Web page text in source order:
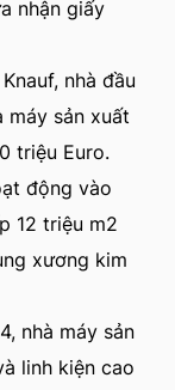
nhận giấy
nhà đầu
sản xuất
triệu Euro.
động vào
12 triệu m2
xương kim
nhà máy sản
linh kiện cao